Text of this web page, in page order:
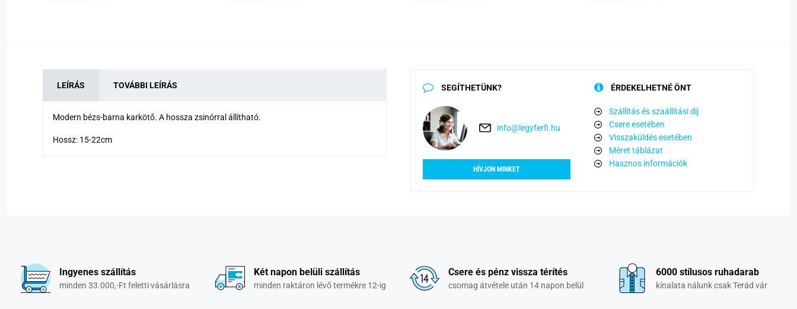
LEÍRÁS TOVÁBBI LEÍRÁS
Modern bézs-barna karkötő. A hossza zsinórral állítható.
Hossz: 15-22cm
SEGÍTHETÜNK?
info@legyferfi.hu
HÍVJON MINKET
ÉRDEKELHETNÉ ÖNT
Szállítás és szaállítási díj
Csere esetében
Visszaküldés esetében
Méret táblázat
Hasznos információk
Ingyenes szállítás
minden 33.000,-Ft feletti vásárlásra
Két napon belüli szállítás
minden raktáron lévő termékre 12-ig
Csere és pénz vissza térítés
csomag átvétele után 14 napon belül
6000 stílusos ruhadarab
kínalata nálunk csak Terád vár